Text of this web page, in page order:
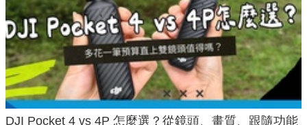
DJI Pocket 4 vs 4P 怎麼選？從鏡頭、畫質、跟隨功能